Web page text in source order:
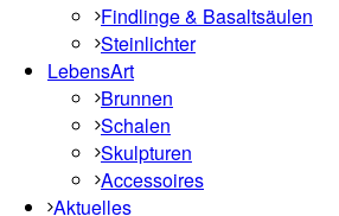
Findlinge & Basaltsäulen
Steinlichter
LebensArt
Brunnen
Schalen
Skulpturen
Accessoires
Aktuelles